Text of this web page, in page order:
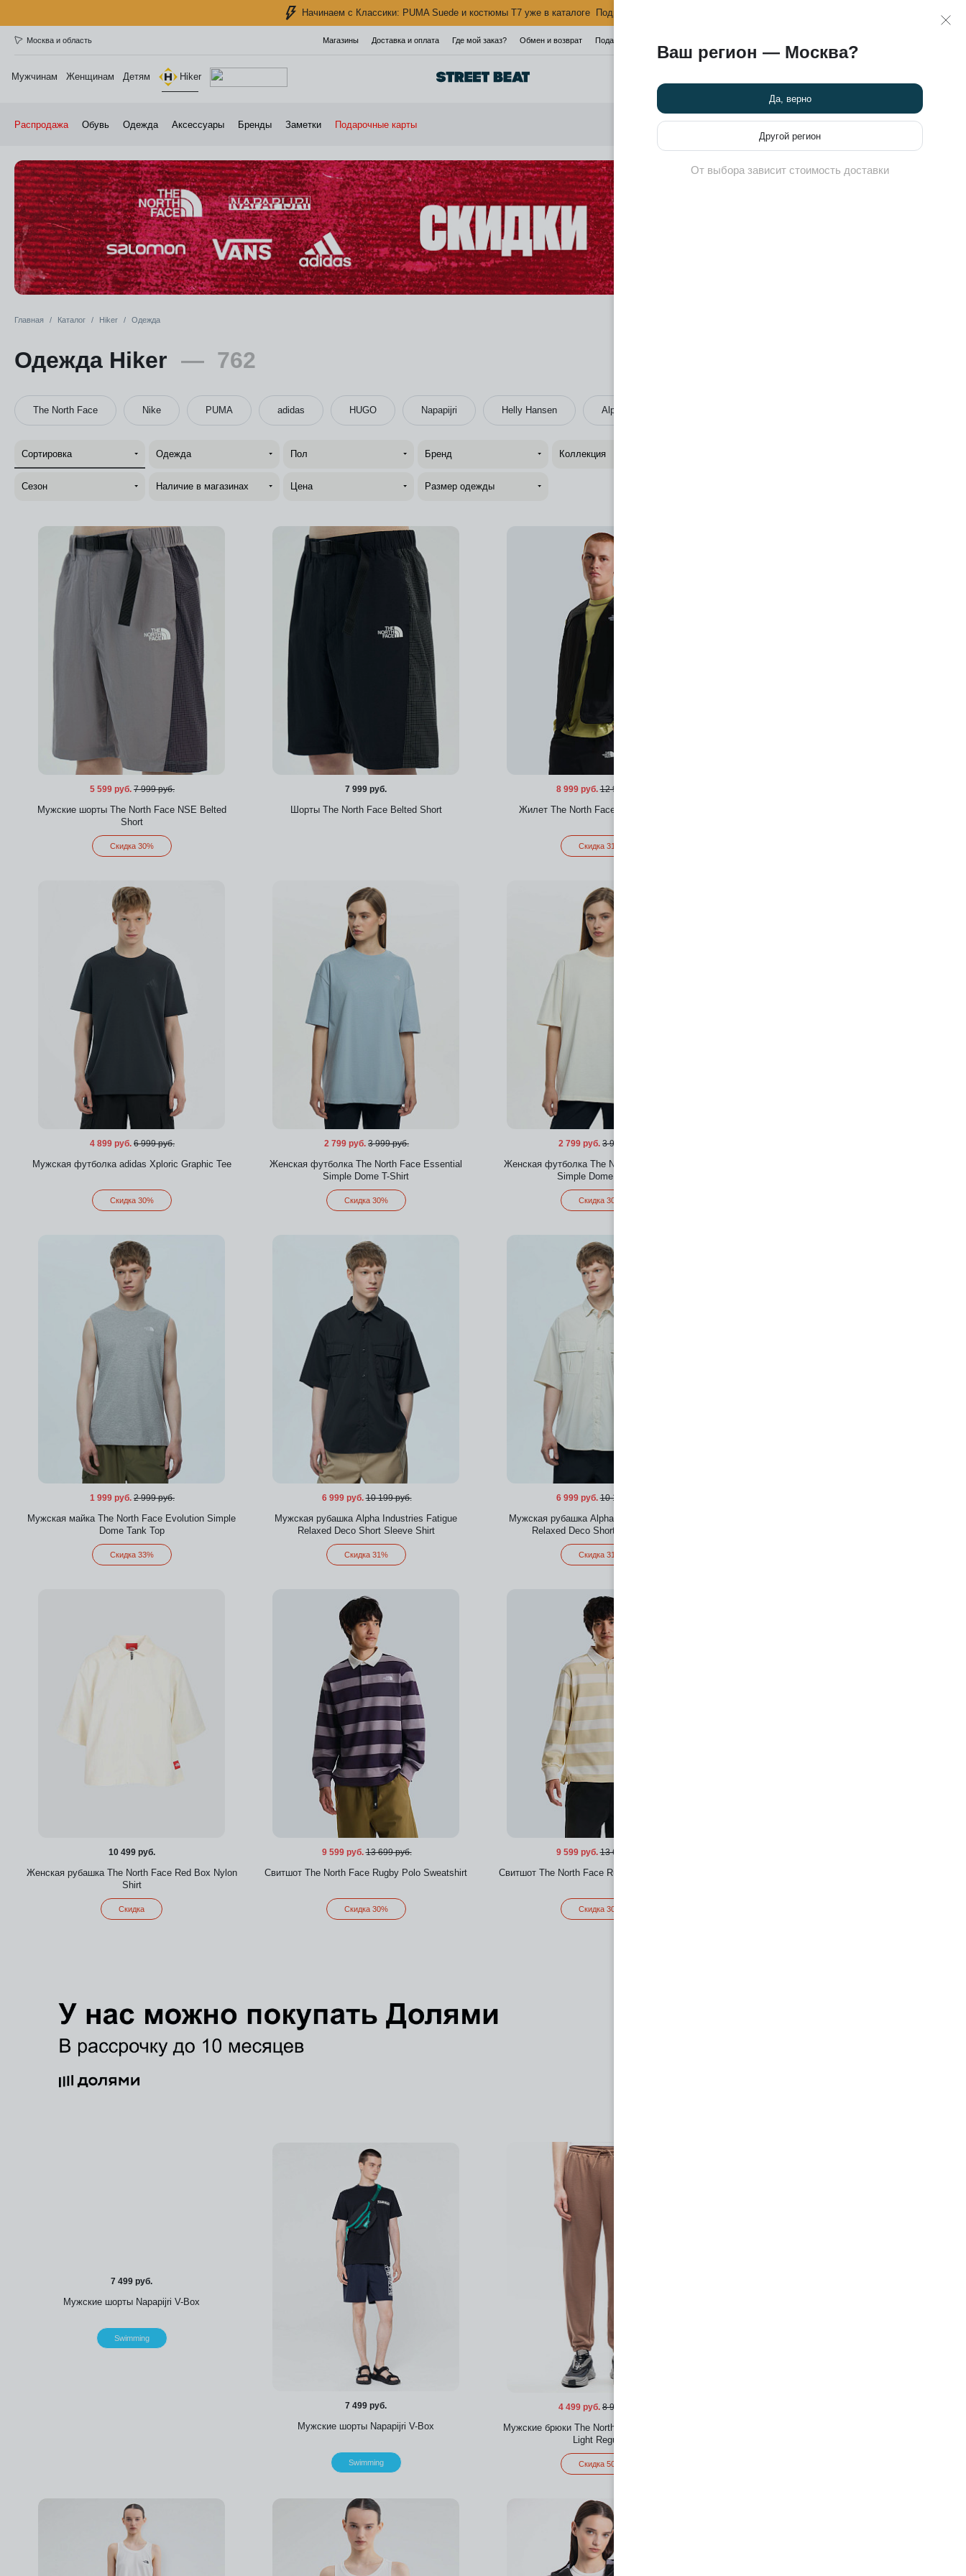
Начинаем с Классики: PUMA Suede и костюмы T7 уже в каталоге Подробнее >>
Москва и область Магазины Доставка и оплата Где мой заказ? Обмен и возврат Подарочная карта
Мужчинам Женщинам Детям Hiker
Распродажа Обувь Одежда Аксессуары Бренды Заметки Подарочные карты
Главная Каталог Hiker Одежда
Одежда Hiker — 762
The North Face Nike PUMA adidas HUGO Napapijri Helly Hansen Alpha Industries
Сортировка Одежда Пол Бренд Коллекция
Сезон Наличие в магазинах Цена Размер одежды
5 599 руб. 7 999 руб.
Мужские шорты The North Face NSE Belted
Short
Скидка 30%
Добавить в избранное
7 999 руб.
Шорты The North Face Belted Short
8 999 руб. 12 999 руб.
Жилет The North Face NSE Tech Vest
Скидка 31%
Добавить в избранное
4 899 руб. 6 999 руб.
Мужская футболка adidas Xploric Graphic Tee
Скидка 30%
Добавить в избранное
2 799 руб. 3 999 руб.
Женская футболка The North Face Essential
Simple Dome T-Shirt
Скидка 30%
Добавить в избранное
2 799 руб. 3 999 руб.
Женская футболка The North Face Essential
Simple Dome T-Shirt
Скидка 30%
Добавить в избранное
1 999 руб. 2 999 руб.
Мужская майка The North Face Evolution Simple
Dome Tank Top
Скидка 33%
6 999 руб. 10 199 руб.
Мужская рубашка Alpha Industries Fatigue
Relaxed Deco Short Sleeve Shirt
Скидка 31%
Добавить в избранное
6 999 руб. 10 199 руб.
Мужская рубашка Alpha Industries Fatigue
Relaxed Deco Short Sleeve Shirt
Скидка 31%
Добавить в избранное
10 499 руб.
Женская рубашка The North Face Red Box Nylon
Shirt
Скидка
9 599 руб. 13 699 руб.
Свитшот The North Face Rugby Polo Sweatshirt
Скидка 30%
9 599 руб. 13 699 руб.
Свитшот The North Face Rugby Polo Sweatshirt
Скидка 30%
Добавить в избранное
7 499 руб.
Мужские шорты Napapijri V-Box
Swimming
Добавить в избранное
4 499 руб. 8 999 руб.
Мужские брюки The North Face Simple Dome
Light Regular
Скидка 50%
Добавить в избранное
Ваш регион — Москва?
Да, верно
Другой регион
От выбора зависит стоимость доставки